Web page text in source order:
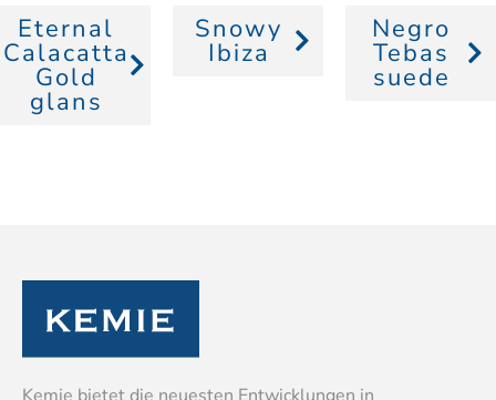
Eternal
Calacatta
Gold
glans
Snowy
Ibiza
Negro
Tebas
suede